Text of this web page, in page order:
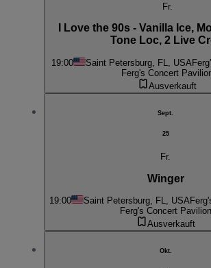
Fr.
I Love the 90s - Vanilla Ice,
Tone Loc, 2 Live
19:00 Saint Petersburg, FL, USA
Ferg's Concert
Ausverkauft
Sept.
25
Fr.
Winger
19:00 Saint Petersburg, FL, USA
Ferg's Concert Pavilion
Ausverkauft
Okt.